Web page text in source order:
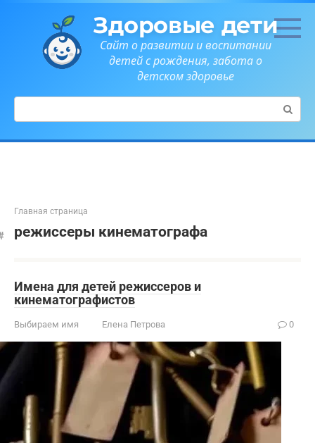
Здоровые дети
Сайт о развитии и воспитании
детей с рождения, забота о
детском здоровье
Поиск:
Главная страница
режиссеры кинематографа
Имена для детей режиссеров и
кинематографистов
Выбираем имя Елена Петрова 0